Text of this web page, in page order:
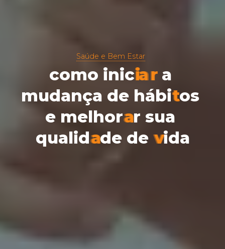
Saúde e Bem Estar
como iniciar a
mudança de hábitos
e melhorar sua
qualidade de vida